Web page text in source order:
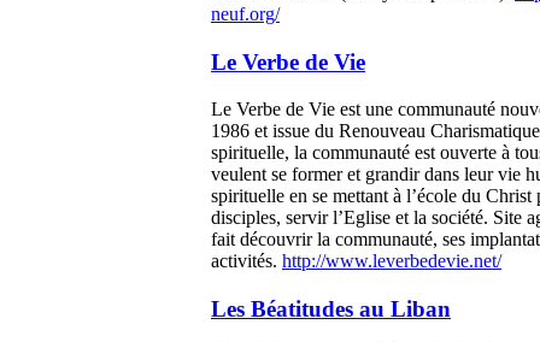
neuf.org/
Le Verbe de Vie
Le Verbe de Vie est une communauté
1986 et issue du Renouveau
spirituelle, la communauté est ouverte à
veulent se former et grandir dans leur vie
spirituelle en se mettant à l’école du Christ
disciples, servir l’Eglise et la société. Site
fait découvrir la communauté, ses
activités. http://www.leverbedevie.net/
Les Béatitudes au Liban